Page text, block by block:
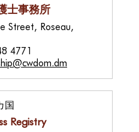
士事務所
Street, Roseau,
4771
国
Registry